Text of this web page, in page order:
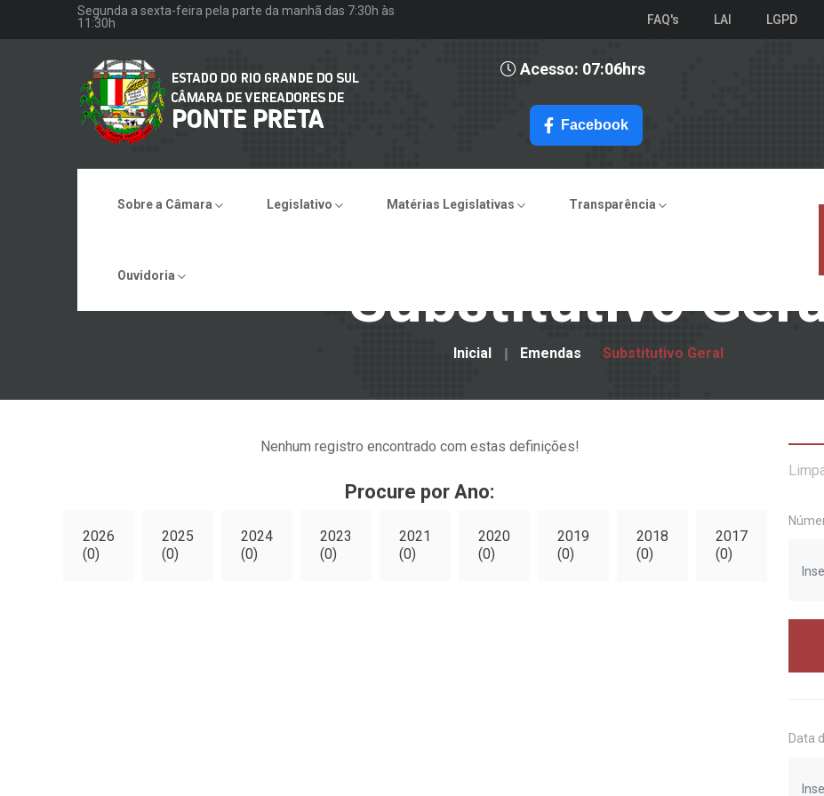
Segunda a sexta-feira pela parte da manhã das 7:30h às
11:30h
FAQ's LAI LGPD
Acesso: 07:06hrs
Facebook
Sobre a Câmara Legislativo Matérias Legislativas Transparência
Ouvidoria Substitutivo
Inicial Emendas Substitutivo Geral
Nenhum registro encontrado com estas definições!
Procure por Ano:
2026
(0)
2025
(0)
2024
(0)
2023
(0)
2021
(0)
2020
(0)
2019
(0)
2018
(0)
2017
(0)
Data